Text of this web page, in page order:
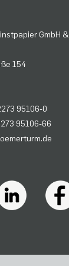
GmbH &
154
95106-0
95106-66